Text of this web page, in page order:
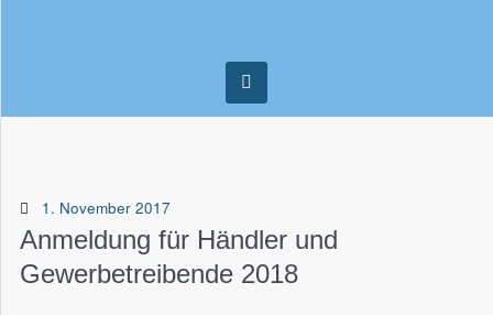
1. November 2017
Anmeldung für Händler und
Gewerbetreibende 2018